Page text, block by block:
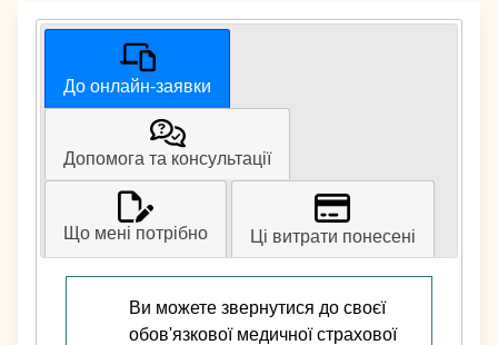
До онлайн-заявки
Допомога та консультації
Що мені потрібно Ці витрати понесені
Ви можете звернутися до своєї
обов'язкової медичної страхової